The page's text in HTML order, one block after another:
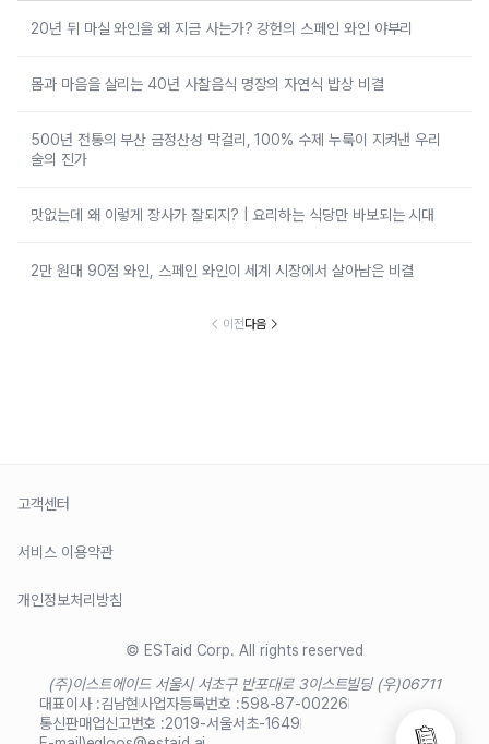
20년 뒤 마실 와인을 왜 지금 사는가? 강헌의 스페인 와인 야부리
몸과 마음을 살리는 40년 사찰음식 명장의 자연식 밥상 비결
500년 전통의 부산 금정산성 막걸리, 100% 수제 누룩이 지켜낸 우리
술의 진가
맛없는데 왜 이렇게 장사가 잘되지? | 요리하는 식당만 바보되는 시대
2만 원대 90점 와인, 스페인 와인이 세계 시장에서 살아남은 비결
이전다음
고객센터
서비스 이용약관
개인정보처리방침
© ESTaid Corp. All rights reserved
(주)이스트에이드 서울시 서초구 반포대로 3이스트빌딩 (우)06711
대표이사 :김남현사업자등록번호 :598-87-00226
통신판매업신고번호 :2019-서울서초-1649